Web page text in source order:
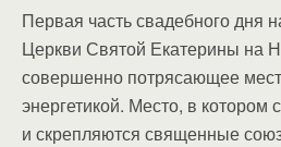
Первая часть свадебного дня
Церкви Святой Екатерины на
совершенно потрясающее
энергетикой. Место, в котором
и скрепляются священные